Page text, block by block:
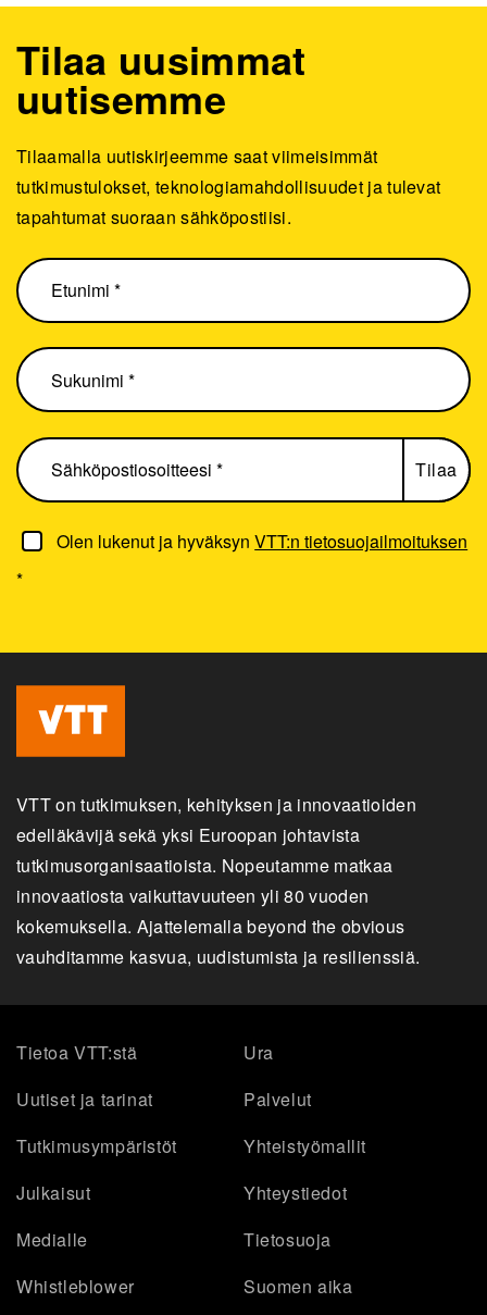
Olen lukenut ja hyväksynVTT:n tietosuojailmoituksen
*
Tilaa uusimmat
uutisemme
Tilaamalla uutiskirjeemme saat viimeisimmät
tutkimustulokset, teknologiamahdollisuudet ja tulevat
tapahtumat suoraan sähköpostiisi.
VTT on tutkimuksen, kehityksen ja innovaatioiden
edelläkävijä sekä yksi Euroopan johtavista
tutkimusorganisaatioista. Nopeutamme matkaa
innovaatiosta vaikuttavuuteen yli 80 vuoden
kokemuksella. Ajattelemalla beyond the obvious
vauhditamme kasvua, uudistumista ja resilienssiä.
Tietoa VTT:stä
Ura
Uutiset ja tarinat
Palvelut
Tutkimusympäristöt
Yhteistyömallit
Julkaisut
Yhteystiedot
Medialle
Tietosuoja
Whistleblower
Suomen aika